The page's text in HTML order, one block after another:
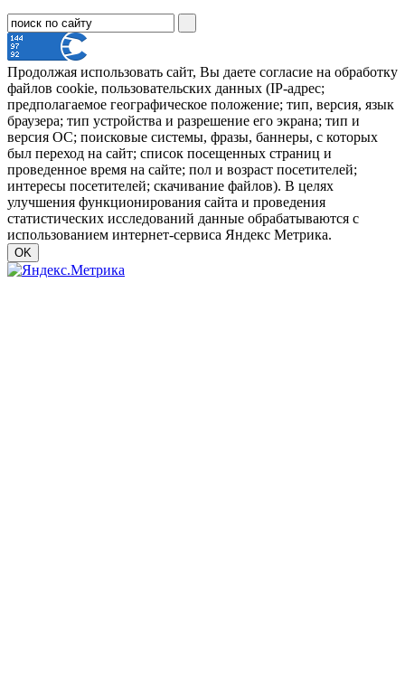
Продолжая использовать сайт, Вы даете согласие на обработку
файлов cookie, пользовательских данных (IP-адрес;
предполагаемое географическое положение; тип, версия, язык
браузера; тип устройства и разрешение его экрана; тип и
версия ОС; поисковые системы, фразы, баннеры, с которых
был переход на сайт; список посещенных страниц и
проведенное время на сайте; пол и возраст посетителей;
интересы посетителей; скачивание файлов). В целях
улучшения функционирования сайта и проведения
статистических исследований данные обрабатываются с
использованием интернет-сервиса Яндекс Метрика.
OK